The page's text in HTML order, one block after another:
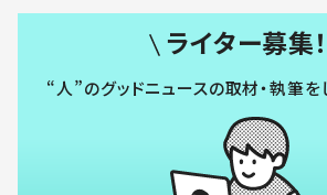
ライター募集！
“人”のグッドニュースの取材・執筆を